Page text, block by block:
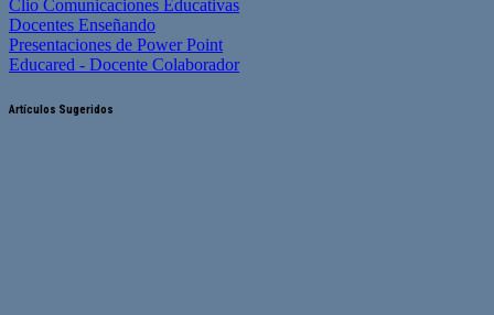
Clio Comunicaciones Educativas
Docentes Enseñando
Presentaciones de Power Point
Educared - Docente Colaborador
Artículos Sugeridos